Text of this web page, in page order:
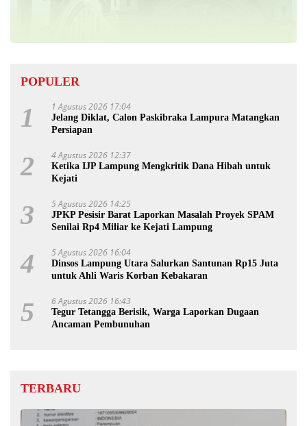
POPULER
1 1 Agustus 2026 17:04
Jelang Diklat, Calon Paskibraka Lampura Matangkan
Persiapan
2 4 Agustus 2026 12:37
Ketika IJP Lampung Mengkritik Dana Hibah untuk
Kejati
3 5 Agustus 2026 14:25
JPKP Pesisir Barat Laporkan Masalah Proyek SPAM
Senilai Rp4 Miliar ke Kejati Lampung
4 5 Agustus 2026 16:04
Dinsos Lampung Utara Salurkan Santunan Rp15 Juta
untuk Ahli Waris Korban Kebakaran
5 6 Agustus 2026 16:43
Tegur Tetangga Berisik, Warga Laporkan Dugaan
Ancaman Pembunuhan
TERBARU